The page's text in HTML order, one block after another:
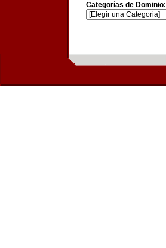
Categorías de Dominio: